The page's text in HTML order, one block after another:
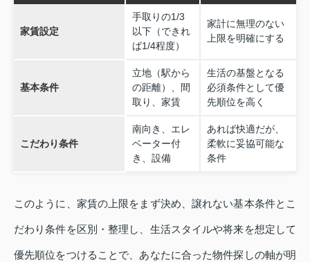
家賃設定
手取りの1/3
以下（できれ
ば1/4程度）
家計に無理のない
上限を明確にする
基本条件
立地（駅から
の距離）、間
取り、家賃
生活の基盤となる
必須条件として優
先順位を高く
こだわり条件
南向き、エレ
ベーター付
き、設備
あれば快適だが、
柔軟に妥協可能な
条件
このように、家賃の上限をまず決め、譲れない基本条件とこ
だわり条件を区別・整理し、生活スタイルや将来を想定して
優先順位をつけることで、あなたに合った物件探しの軸が明